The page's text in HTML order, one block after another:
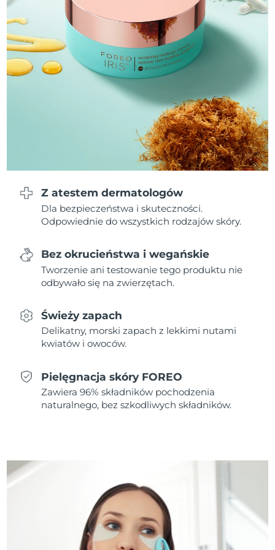
Z atestem dermatologów
Dla bezpieczeństwa i skuteczności.
Odpowiednie do wszystkich rodzajów skóry.
Bez okrucieństwa i wegańskie
Tworzenie ani testowanie tego produktu nie
odbywało się na zwierzętach.
Świeży zapach
Delikatny, morski zapach z lekkimi nutami
kwiatów i owoców.
Pielęgnacja skóry FOREO
Zawiera 96% składników pochodzenia
naturalnego, bez szkodliwych składników.
Oczekiwany czas dostawy
8/10/26
Litwa
Oczekiwany czas dostawy
8/9/26
Oczekiwany czas dostawy
8/9/26
Oczekiwany czas dostawy
8/11/26
Oczekiwany czas dostawy
8/12/26
Malta
Oczekiwany czas dostawy
Oczekiwany czas dostawy
Monako
Oczekiwany czas dostawy
8/10/26
Nowa Zelandia
Oczekiwany czas dostawy
Norwegia
Oczekiwany czas dostawy
Oczekiwany czas dostawy
Oczekiwany czas dostawy